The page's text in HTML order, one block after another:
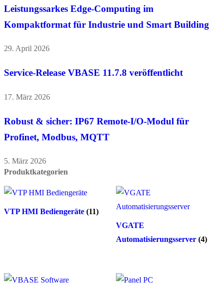
Leistungssarkes Edge-Computing im
Kompaktformat für Industrie und Smart Building
29. April 2026
Service-Release VBASE 11.7.8 veröffentlicht
17. März 2026
Robust & sicher: IP67 Remote-I/O-Modul für
Profinet, Modbus, MQTT
5. März 2026
Produktkategorien
VTP HMI Bediengeräte (11)
VGATE
Automatisierungsserver (4)